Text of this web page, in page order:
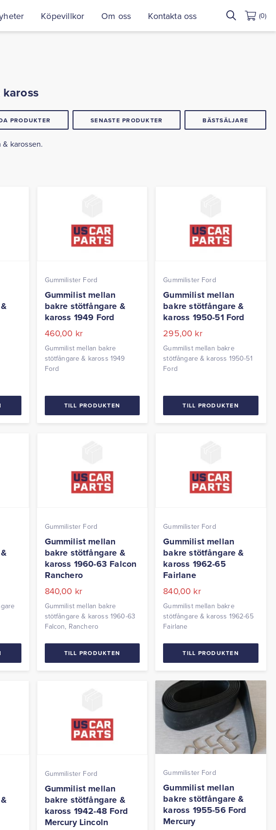
Köpevillkor Om oss Kontakta oss
Sök
efter:
(0)
PRODUKTER SENASTE PRODUKTER BÄSTSÄLJARE
karossen.
Gummilister Ford
Gummilist mellan
bakre stötfångare &
kaross 1949 Ford
460,00 kr
Gummilist mellan bakre
stötfångare & kaross 1949
Ford
TILL PRODUKTEN
Gummilister Ford
Gummilist mellan
bakre stötfångare &
kaross 1950-51 Ford
295,00 kr
Gummilist mellan bakre
stötfångare & kaross 1950-51
Ford
TILL PRODUKTEN
Gummilister Ford
Gummilist mellan
bakre stötfångare &
kaross 1960-63 Falcon
Ranchero
840,00 kr
Gummilist mellan bakre
stötfångare & kaross 1960-63
Falcon, Ranchero
TILL PRODUKTEN
Gummilister Ford
Gummilist mellan
bakre stötfångare &
kaross 1962-65
Fairlane
840,00 kr
Gummilist mellan bakre
stötfångare & kaross 1962-65
Fairlane
TILL PRODUKTEN
Gummilister Ford
Gummilist mellan
bakre stötfångare &
kaross 1942-48 Ford
Mercury Lincoln
Gummilister Ford
Gummilist mellan
bakre stötfångare &
kaross 1955-56 Ford
Mercury